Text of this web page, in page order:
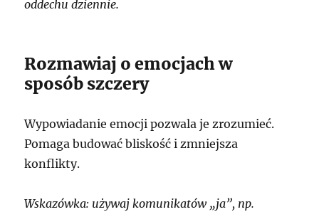
oddechu dziennie.
Rozmawiaj o emocjach w
sposób szczery
Wypowiadanie emocji pozwala je zrozumieć.
Pomaga budować bliskość i zmniejsza
konflikty.
Wskazówka: używaj komunikatów „ja”, np.